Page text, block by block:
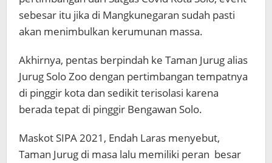
sebesar itu jika di Mangkunegaran sudah pasti
akan menimbulkan kerumunan massa.
Akhirnya, pentas berpindah ke Taman Jurug alias
Jurug Solo Zoo dengan pertimbangan tempatnya
di pinggir kota dan sedikit terisolasi karena
berada tepat di pinggir Bengawan Solo.
Maskot SIPA 2021, Endah Laras menyebut,
Taman Jurug di masa lalu memiliki peran besar